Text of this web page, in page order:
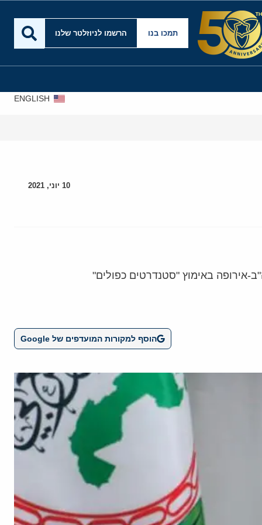
תמכו בנו הרשמו לניוזלטר שלנו
ENGLISH
10 יוני, 2021
אירופה באימוץ "סטנדרטים כפולים"
הוסף למקורות המועדפים של Google